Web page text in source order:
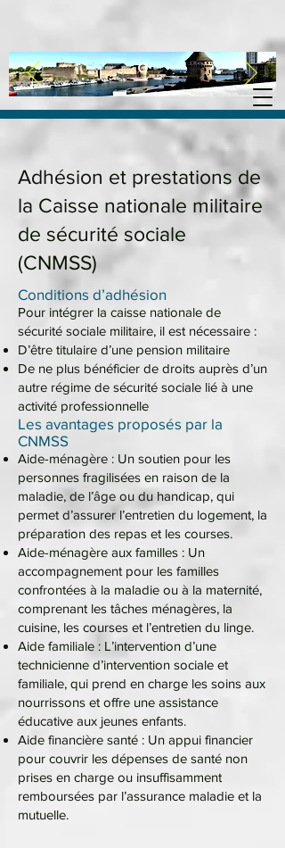
Adhésion et prestations de
la Caisse nationale militaire
de sécurité sociale
(CNMSS)
Conditions d’adhésion
Pour intégrer la caisse nationale de
sécurité sociale militaire, il est nécessaire :
D’être titulaire d’une pension militaire
De ne plus bénéficier de droits auprès d’un
autre régime de sécurité sociale lié à une
activité professionnelle
Les avantages proposés par la
CNMSS
Aide-ménagère : Un soutien pour les
personnes fragilisées en raison de la
maladie, de l’âge ou du handicap, qui
permet d’assurer l’entretien du logement, la
préparation des repas et les courses.
Aide-ménagère aux familles : Un
accompagnement pour les familles
confrontées à la maladie ou à la maternité,
comprenant les tâches ménagères, la
cuisine, les courses et l’entretien du linge.
Aide familiale : L’intervention d’une
technicienne d’intervention sociale et
familiale, qui prend en charge les soins aux
nourrissons et offre une assistance
éducative aux jeunes enfants.
Aide financière santé : Un appui financier
pour couvrir les dépenses de santé non
prises en charge ou insuffisamment
remboursées par l’assurance maladie et la
mutuelle.